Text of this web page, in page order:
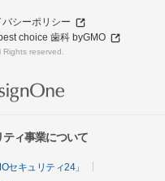
バシーポリシー
choice 歯科 byGMO
reserved.
ィ事業について
セキュリティ24」